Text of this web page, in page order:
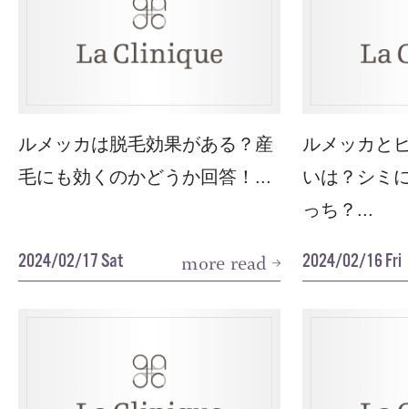
ルメッカは脱毛効果がある？産
毛にも効くのかどうか回答！...
2024/02/17 Sat more read
ルメッカと
いは？シミ
っち？...
2024/02/16 Fri